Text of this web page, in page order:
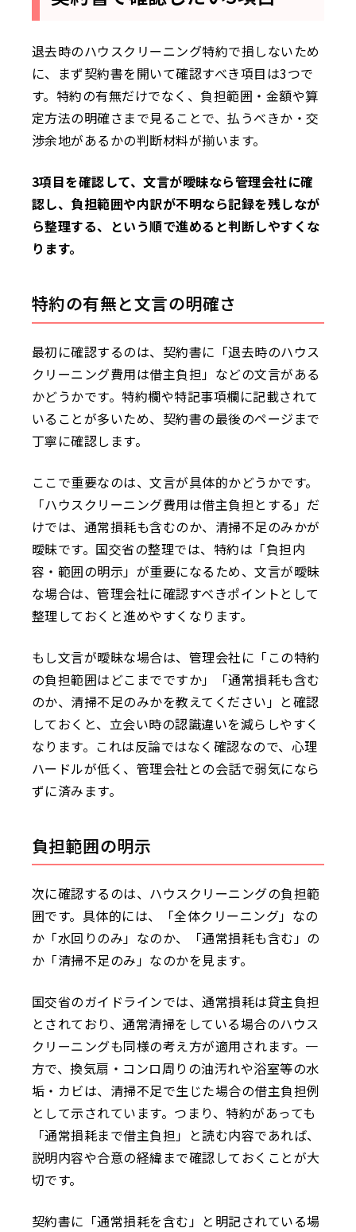
退去時のハウスクリーニング特約で損しないため
に、まず契約書を開いて確認すべき項目は3つで
す。特約の有無だけでなく、負担範囲・金額や算
定方法の明確さまで見ることで、払うべきか・交
渉余地があるかの判断材料が揃います。
3項目を確認して、文言が曖昧なら管理会社に確
認し、負担範囲や内訳が不明なら記録を残しなが
ら整理する、という順で進めると判断しやすくな
ります。
特約の有無と文言の明確さ
最初に確認するのは、契約書に「退去時のハウス
クリーニング費用は借主負担」などの文言がある
かどうかです。特約欄や特記事項欄に記載されて
いることが多いため、契約書の最後のページまで
丁寧に確認します。
ここで重要なのは、文言が具体的かどうかです。
「ハウスクリーニング費用は借主負担とする」だ
けでは、通常損耗も含むのか、清掃不足のみかが
曖昧です。国交省の整理では、特約は「負担内
容・範囲の明示」が重要になるため、文言が曖昧
な場合は、管理会社に確認すべきポイントとして
整理しておくと進めやすくなります。
もし文言が曖昧な場合は、管理会社に「この特約
の負担範囲はどこまでですか」「通常損耗も含む
のか、清掃不足のみかを教えてください」と確認
しておくと、立会い時の認識違いを減らしやすく
なります。これは反論ではなく確認なので、心理
ハードルが低く、管理会社との会話で弱気になら
ずに済みます。
負担範囲の明示
次に確認するのは、ハウスクリーニングの負担範
囲です。具体的には、「全体クリーニング」なの
か「水回りのみ」なのか、「通常損耗も含む」の
か「清掃不足のみ」なのかを見ます。
国交省のガイドラインでは、通常損耗は貸主負担
とされており、通常清掃をしている場合のハウス
クリーニングも同様の考え方が適用されます。一
方で、換気扇・コンロ周りの油汚れや浴室等の水
垢・カビは、清掃不足で生じた場合の借主負担例
として示されています。つまり、特約があっても
「通常損耗まで借主負担」と読む内容であれば、
説明内容や合意の経緯まで確認しておくことが大
切です。
契約書に「通常損耗を含む」と明記されている場